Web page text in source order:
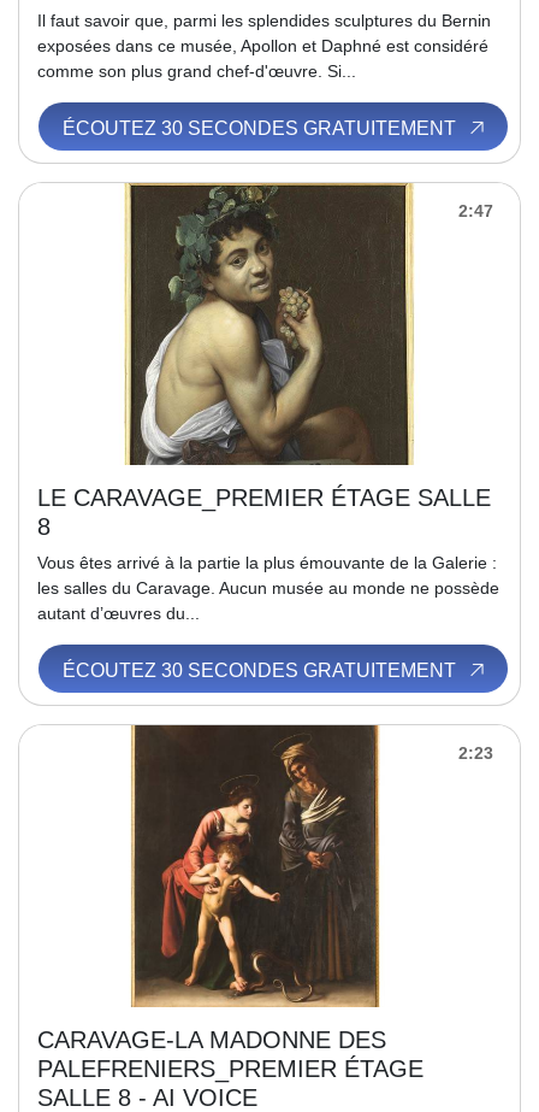
Il faut savoir que, parmi les splendides sculptures du Bernin
exposées dans ce musée, Apollon et Daphné est considéré
comme son plus grand chef-d'œuvre. Si...
ÉCOUTEZ 30 SECONDES GRATUITEMENT
2:47
LE CARAVAGE_PREMIER ÉTAGE SALLE
8
Vous êtes arrivé à la partie la plus émouvante de la Galerie :
les salles du Caravage. Aucun musée au monde ne possède
autant d’œuvres du...
ÉCOUTEZ 30 SECONDES GRATUITEMENT
2:23
CARAVAGE-LA MADONNE DES
PALEFRENIERS_PREMIER ÉTAGE
SALLE 8 - AI VOICE